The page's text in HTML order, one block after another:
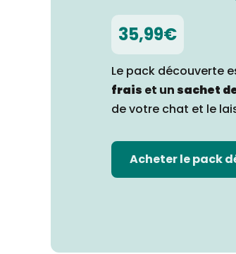
35,99€
Le pack découverte
frais et unsachet
de votre chat et le
Acheter le pack